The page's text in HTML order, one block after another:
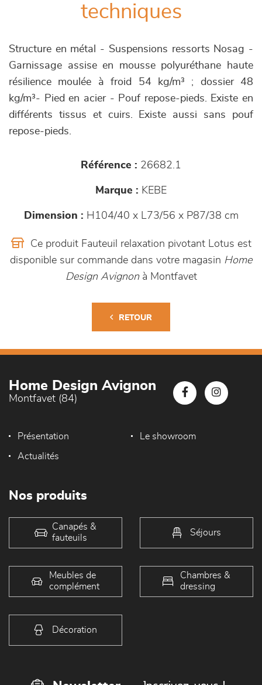
techniques
Structure en métal - Suspensions ressorts Nosag -
Garnissage assise en mousse polyuréthane haute
résilience moulée à froid 54 kg/m³ ; dossier 48
kg/m³- Pied en acier - Pouf repose-pieds. Existe en
différents tissus et cuirs. Existe aussi sans pouf
repose-pieds.
Référence : 26682.1
Marque : KEBE
Dimension : H104/40 x L73/56 x P87/38 cm
Ce produit Fauteuil relaxation pivotant Lotus est
disponible sur commande dans votre magasin Home
Design Avignonà Montfavet
RETOUR
Home Design Avignon
Montfavet (84)
Présentation Le showroom
Actualités
Nos produits
Canapés &
fauteuils
Séjours
Meubles de
complément
Chambres &
dressing
Décoration